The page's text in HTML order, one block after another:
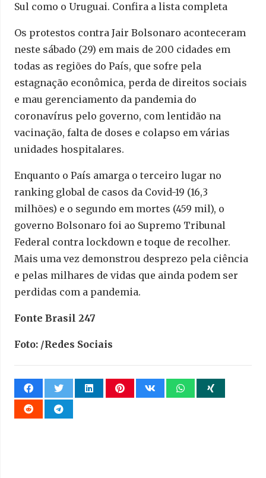
Sul como o Uruguai. Confira a lista completa
Os protestos contra Jair Bolsonaro aconteceram
neste sábado (29) em mais de 200 cidades em
todas as regiões do País, que sofre pela
estagnação econômica, perda de direitos sociais
e mau gerenciamento da pandemia do
coronavírus pelo governo, com lentidão na
vacinação, falta de doses e colapso em várias
unidades hospitalares.
Enquanto o País amarga o terceiro lugar no
ranking global de casos da Covid-19 (16,3
milhões) e o segundo em mortes (459 mil), o
governo Bolsonaro foi ao Supremo Tribunal
Federal contra lockdown e toque de recolher.
Mais uma vez demonstrou desprezo pela ciência
e pelas milhares de vidas que ainda podem ser
perdidas com a pandemia.
Fonte Brasil 247
Foto: /Redes Sociais